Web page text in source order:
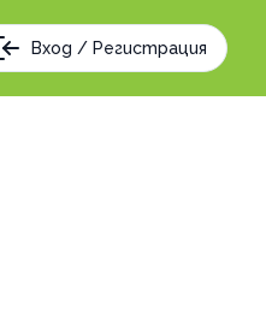
Вход / Регистрация